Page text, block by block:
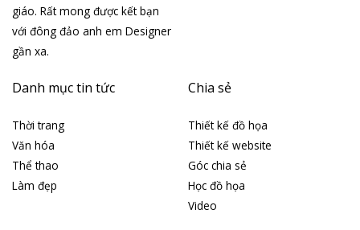
giáo. Rất mong được kết bạn
với đông đảo anh em Designer
gần xa.
Danh mục tin tức
Thời trang
Văn hóa
Thể thao
Làm đẹp
Chia sẻ
Thiết kế đồ họa
Thiết kế website
Góc chia sẻ
Học đồ họa
Video